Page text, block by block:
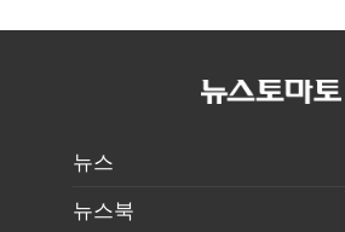
차세대 신약 개발
뉴스
뉴스북